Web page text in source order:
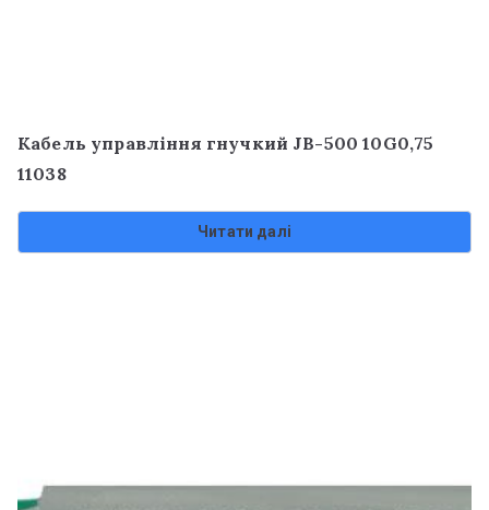
Кабель управління гнучкий JB-500 10G0,75
11038
Читати далі